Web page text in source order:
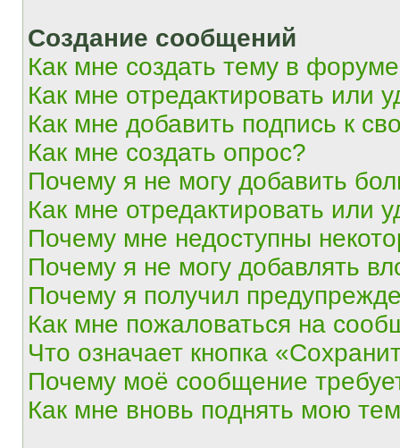
Создание сообщений
Как мне создать тему в
Как мне отредактировать или
Как мне добавить подпись к
Как мне создать опрос?
Почему я не могу добавить
Как мне отредактировать или
Почему мне недоступны
Почему я не могу добавлять
Почему я получил
Как мне пожаловаться на
Что означает кнопка
Почему моё сообщение
Как мне вновь поднять мою